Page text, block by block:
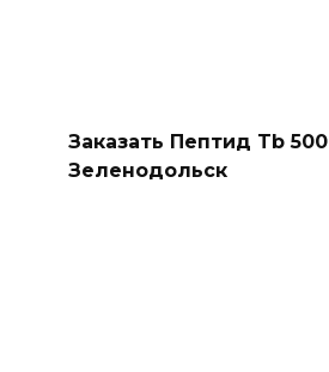
Заказать Пептид Tb 500
Зеленодольск